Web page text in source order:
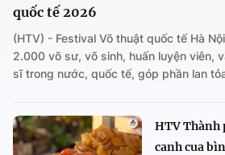
quốc tế 2026
(HTV) - Festival Võ thuật quốc tế Hà
2.000 võ sư, võ sinh, huấn luyện viên,
sĩ trong nước, quốc tế, góp phần lan
HTV Thành
canh cua